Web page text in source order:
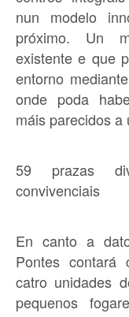
nun modelo
próximo. Un
existente e que
entorno
onde poda
máis parecidos a
59 prazas
convivenciais
En canto a
Pontes contará
catro unidades
pequenos